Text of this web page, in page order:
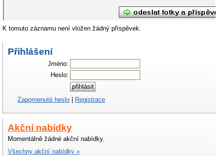
K tomuto záznamu není vložen žádný příspěvek.
Přihlášení
Jméno:
Heslo:
Zapomenuté heslo | Registrace
Akční nabídky
Momentálně žádné akční nabídky.
Všechny akční nabídky »